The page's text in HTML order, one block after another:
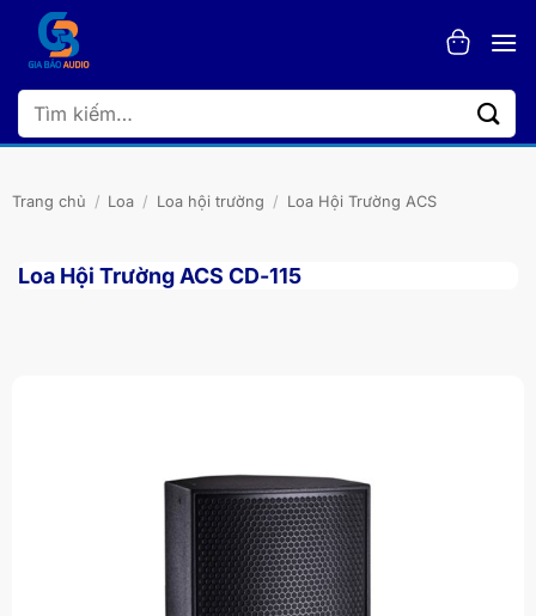
dung
Tìm
kiếm:
Trang chủ / Loa / Loa hội trường / Loa Hội Trường ACS
Loa Hội Trường ACS CD-115